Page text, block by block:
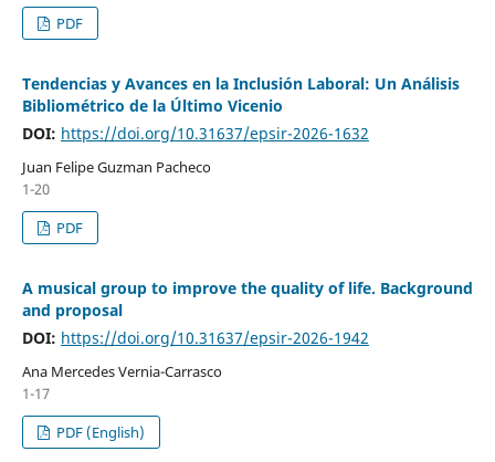
PDF
Tendencias y Avances en la Inclusión Laboral: Un Análisis
Bibliométrico de la Último Vicenio
DOI: https://doi.org/10.31637/epsir-2026-1632
Juan Felipe Guzman Pacheco
1-20
PDF
A musical group to improve the quality of life. Background
and proposal
DOI: https://doi.org/10.31637/epsir-2026-1942
Ana Mercedes Vernia-Carrasco
1-17
PDF (English)